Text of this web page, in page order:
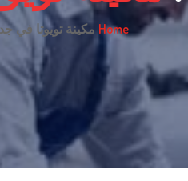
Home مكينة تويوتا في